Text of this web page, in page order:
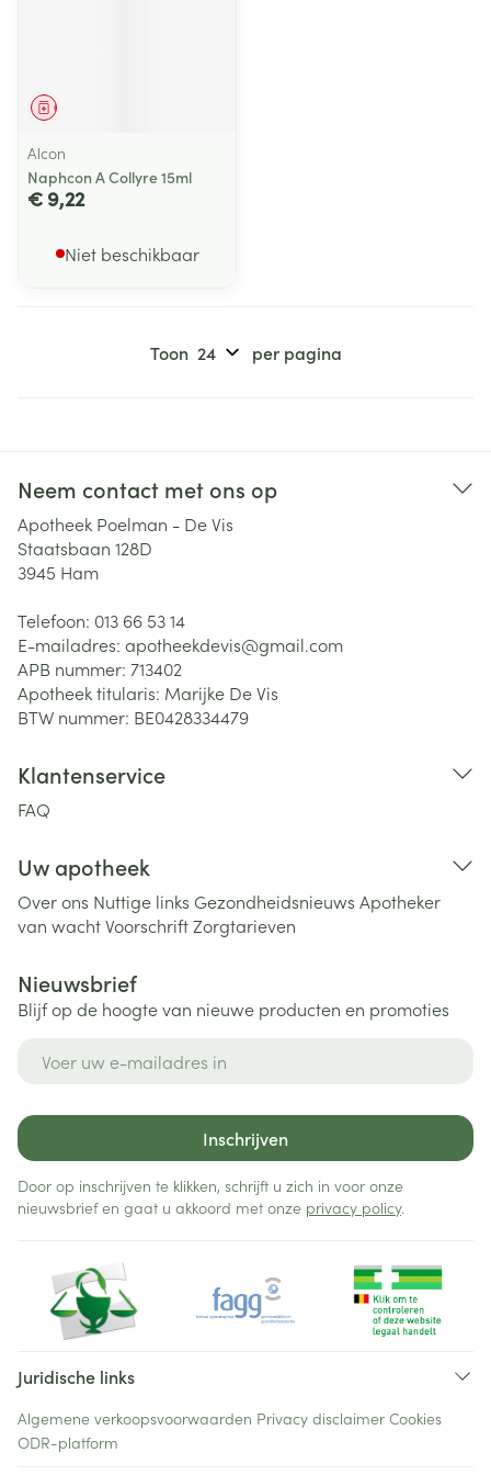
Geneesmiddel
Alcon
Naphcon A Collyre 15ml
€ 9,22
Niet beschikbaar
Toon per pagina
Neem contact met ons op
Apotheek Poelman - De Vis
Staatsbaan 128D
3945 Ham
Telefoon: 013 66 53 14
E-mailadres: apotheekdevis@gmail.com
APB nummer: 713402
Apotheek titularis: Marijke De Vis
BTW nummer: BE0428334479
Klantenservice
FAQ
Uw apotheek
Over ons Nuttige links Gezondheidsnieuws Apotheker
van wachtVoorschriftZorgtarieven
Nieuwsbrief
Blijf op de hoogte van nieuwe producten en promoties
Inschrijven
Door op inschrijven te klikken, schrijft u zich in voor onze
nieuwsbrief en gaat u akkoord met onze privacy policy.
Juridische links
Algemene verkoopsvoorwaarden Privacy disclaimer Cookies
ODR-platform